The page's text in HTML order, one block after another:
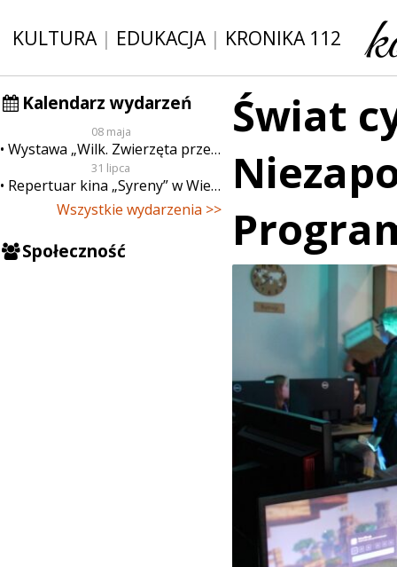
KULTURA| EDUKACJA| KRONIKA 112
Kalendarz wydarzeń
08 maja
Wystawa „Wilk. Zwierzęta przeklęte”
31 lipca
Repertuar kina „Syreny” w Wieluniu w dn. od 31 lipca do 6 sierpnia
Wszystkie wydarzenia >>
Społeczność
Świat